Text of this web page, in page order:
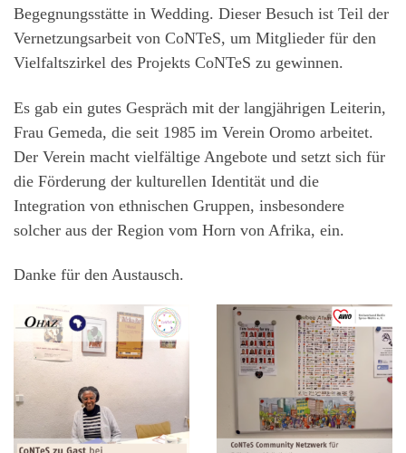
Begegnungsstätte in Wedding. Dieser Besuch ist Teil der
Vernetzungsarbeit von CoNTeS, um Mitglieder für den
Vielfaltszirkel des Projekts CoNTeS zu gewinnen.
Es gab ein gutes Gespräch mit der langjährigen Leiterin,
Frau Gemeda, die seit 1985 im Verein Oromo arbeitet.
Der Verein macht vielfältige Angebote und setzt sich für
die Förderung der kulturellen Identität und die
Integration von ethnischen Gruppen, insbesondere
solcher aus der Region vom Horn von Afrika, ein.
Danke für den Austausch.